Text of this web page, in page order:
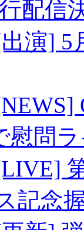
配信
演] 5
慰問
記念